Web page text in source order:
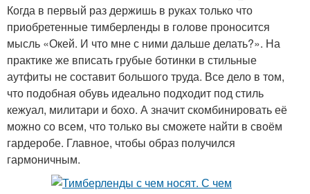
Когда в первый раз держишь в руках только что
приобретенные тимберленды в голове проносится
мысль «Окей. И что мне с ними дальше делать?». На
практике же вписать грубые ботинки в стильные
аутфиты не составит большого труда. Все дело в том,
что подобная обувь идеально подходит под стиль
кежуал, милитари и бохо. А значит скомбинировать её
можно со всем, что только вы сможете найти в своём
гардеробе. Главное, чтобы образ получился
гармоничным.